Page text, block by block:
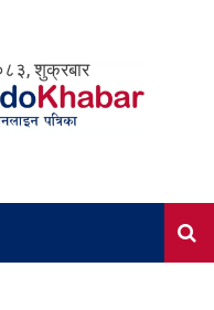
शुक्रबार